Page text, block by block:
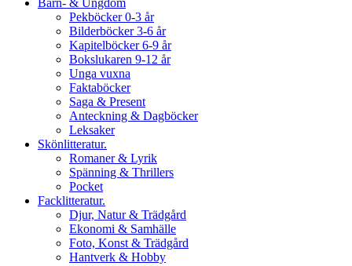
Barn- & Ungdom
Pekböcker 0-3 år
Bilderböcker 3-6 år
Kapitelböcker 6-9 år
Bokslukaren 9-12 år
Unga vuxna
Faktaböcker
Saga & Present
Anteckning & Dagböcker
Leksaker
Skönlitteratur.
Romaner & Lyrik
Spänning & Thrillers
Pocket
Facklitteratur.
Djur, Natur & Trädgård
Ekonomi & Samhälle
Foto, Konst & Trädgård
Hantverk & Hobby